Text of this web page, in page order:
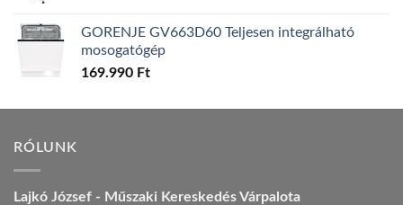
GORENJE GV663D60 Teljesen integrálható
mosogatógép
169.990 Ft
RÓLUNK
Lajkó József - Műszaki Kereskedés Várpalota